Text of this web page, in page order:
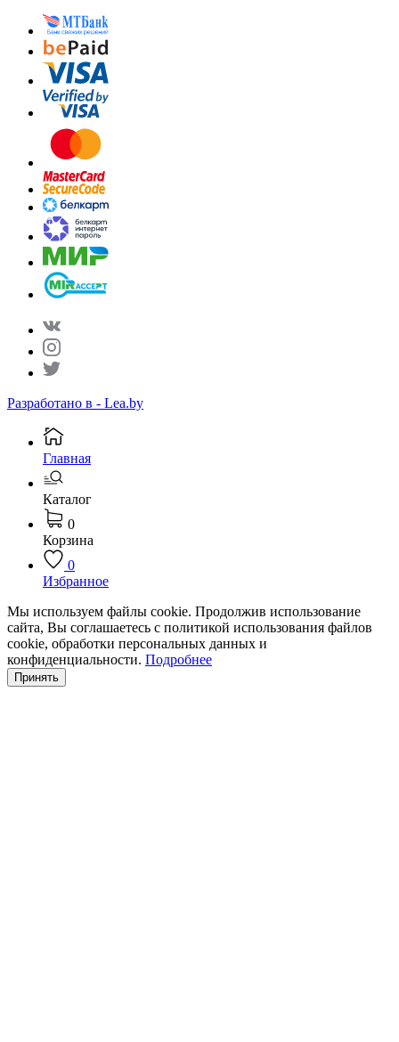
Разработано в - Lea.by
Главная
Каталог
0
Корзина
0
Избранное
Мы используем файлы cookie. Продолжив использование
сайта, Вы соглашаетесь с политикой использования файлов
cookie, обработки персональных данных и
конфиденциальности. Подробнее
Принять